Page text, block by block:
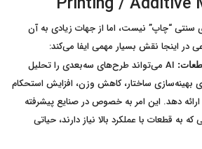
“چاپ” نیست، اما از جهات زیادی به آن
اینجا نقش بسیار مهمی ایفا می‌کند:
AI می‌تواند طرح‌های سه‌بعدی را تحلیل
بهینه‌سازی ساختار، کاهش وزن، افزایش استحکام
دهد. این امر به خصوص در صنایع پیشرفته
به قطعات با عملکرد بالا نیاز دارند، حیاتی